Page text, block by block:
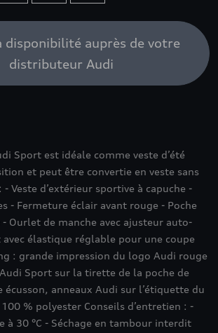
disponibilité auprès de votre
distributeur Audi
Sport est idéale comme veste d’été
et peut être convertie en veste sans
Veste d’extérieur sportive à capuche -
- Fermeture éclair avant rouge - Poche
Ourlet de manche avec ajusteur auto-
élastique réglable pour une coupe
: grande impression du logo Audi rouge
Sport sur la tirette de la poche de
anneaux Audi sur l’étiquette du
% polyester Conseils d’entretien : -
à 30 °C - Séchage en tambour interdit